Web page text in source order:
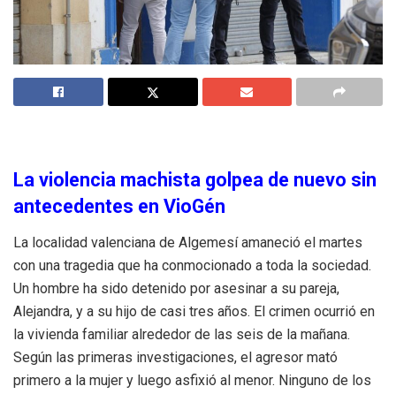
La violencia machista golpea de nuevo sin
antecedentes en VioGén
La localidad valenciana de Algemesí amaneció el martes
con una tragedia que ha conmocionado a toda la sociedad.
Un hombre ha sido detenido por asesinar a su pareja,
Alejandra, y a su hijo de casi tres años. El crimen ocurrió en
la vivienda familiar alrededor de las seis de la mañana.
Según las primeras investigaciones, el agresor mató
primero a la mujer y luego asfixió al menor. Ninguno de los